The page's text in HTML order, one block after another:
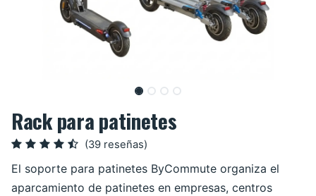
Rack para patinetes
(39 reseñas)
El soporte para patinetes ByCommute organiza el
aparcamiento de patinetes en empresas, centros